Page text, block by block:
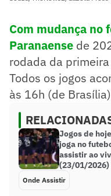
Com mudança no
Paranaense de
rodada da
Todos os jogos
às 16h (de
Jogos de
joga no
assistir ao
(23/01/2026)
Onde Assistir